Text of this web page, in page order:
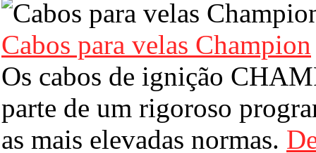
Cabos para velas Champion
Os cabos de ignição
parte de um rigoroso
as mais elevadas normas.